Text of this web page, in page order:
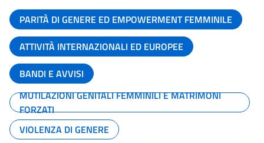
PARITÀ DI GENERE ED EMPOWERMENT FEMMINILE
ATTIVITÀ INTERNAZIONALI ED EUROPEE
BANDI E AVVISI
MUTILAZIONI GENITALI FEMMINILI E MATRIMONI
FORZATI
VIOLENZA DI GENERE